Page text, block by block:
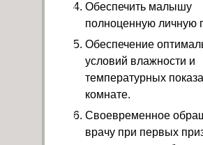
Обеспечить малышу
полноценную личную
Обеспечение
условий влажности и
температурных
комнате.
Своевременное
врачу при первых